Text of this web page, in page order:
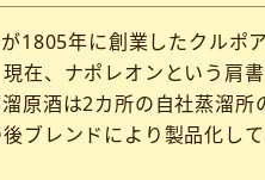
1805年に創業したクルポ
在、ナポレオンという肩
原酒は2カ所の自社蒸溜
ブレンドにより製品化し